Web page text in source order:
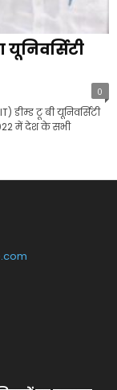
0
टू बी यूनिवर्सिटी
में देश के सभी